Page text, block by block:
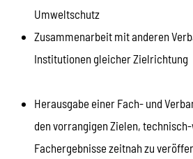
Umweltschutz
Zusammenarbeit mit anderen
Institutionen gleicher Zielrichtung
Herausgabe einer Fach- und
den vorrangigen Zielen,
Fachergebnisse zeitnah zu